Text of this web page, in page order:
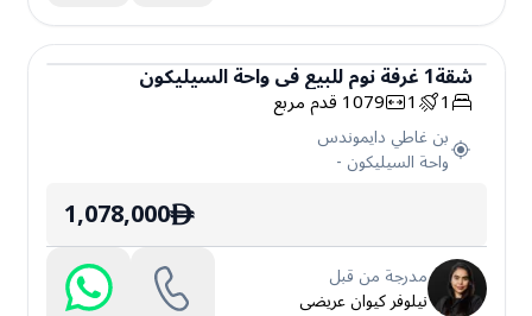
شقة
شقة1غرفة نومللبيعفيواحة السيليكون
1
1
1079قدم مربع
بن غاطي دايموندس
واحة السيليكون -
ê
1,078,000
مدرجة من قبل
نيلوفر كيوان عريضى